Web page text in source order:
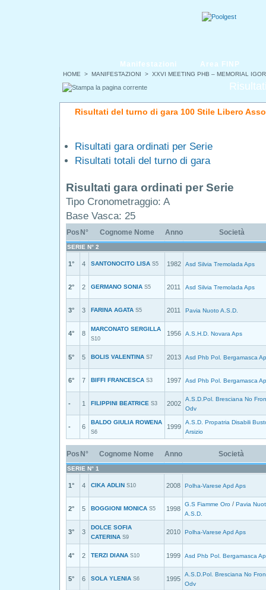
HOME > MANIFESTAZIONI > XXVI MEETING PHB – MEMORIAL
Manifestazioni Area FINP
Risultati del turno di gara 100 Stile Libero
Risultati gara ordinati per Serie
Risultati totali del turno di gara
Risultati gara ordinati per Serie
Tipo Cronometraggio: A
Base Vasca: 25
Pos N° Cognome Nome Anno Società
SERIE N° 2
1° 4 SANTONOCITO LISA S5 1982 Asd Silvia Tremolada Aps
2° 2 GERMANO SONIA S5 2011 Asd Silvia Tremolada Aps
3° 3 FARINA AGATA S5 2011 Pavia Nuoto A.S.D.
4° 8
MARCONATO SERGILLA
S10
1956 A.S.H.D. Novara Aps
5° 5 BOLIS VALENTINA S7 2013 Asd Phb Pol. Bergamasca
6° 7 BIFFI FRANCESCA S3 1997 Asd Phb Pol. Bergamasca
- 1 FILIPPINI BEATRICE S3 2002
A.S.D.Pol. Bresciana No
Odv
- 6
BALDO GIULIA ROWENA
S6
1999
A.S.D. Propatria Disabili
Arsizio
Pos N° Cognome Nome Anno Società
SERIE N° 1
1° 4 CIKA ADLIN S10 2008 Polha-Varese Apd Aps
2° 5 BOGGIONI MONICA S5 1998
G.S Fiamme Oro / Pavia
A.S.D.
3° 3
DOLCE SOFIA
CATERINA S9
2010 Polha-Varese Apd Aps
4° 2 TERZI DIANA S10 1999 Asd Phb Pol. Bergamasca
5° 6 SOLA YLENIA S6 1995
A.S.D.Pol. Bresciana No
Odv